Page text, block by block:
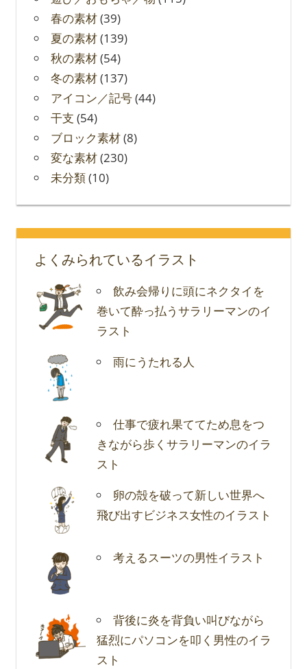
春の素材(39)
夏の素材(139)
秋の素材(54)
冬の素材(137)
アイコン／記号(44)
干支 (54)
ブロック素材(8)
変な素材(230)
未分類(10)
よくみられているイラスト
飲み会帰りに頭にネクタイを
巻いて酔っ払うサラリーマンのイ
ラスト
雨にうたれる人
仕事で疲れ果ててため息をつ
きながら歩くサラリーマンのイラ
スト
卵の殻を破って新しい世界へ
飛び出すビジネス女性のイラスト
考えるスーツの男性イラスト
背後に炎を背負い叫びながら
猛烈にパソコンを叩く男性のイラ
スト